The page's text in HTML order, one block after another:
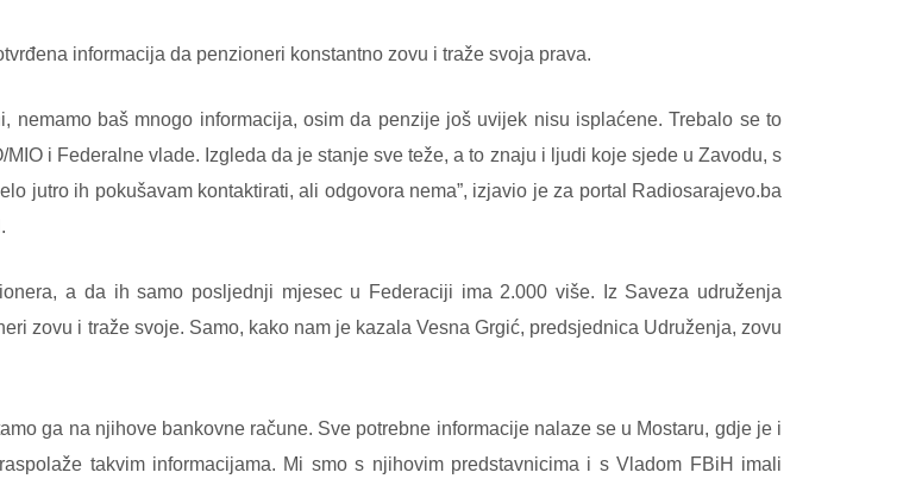
informacija da penzioneri konstantno zovu i traže svoja prava.
nemamo baš mnogo informacija, osim da penzije još uvijek nisu isplaćene. Trebalo se to
i Federalne vlade. Izgleda da je stanje sve teže, a to znaju i ljudi koje sjede u Zavodu, s
jutro ih pokušavam kontaktirati, ali odgovora nema”, izjavio je za portal Radiosarajevo.ba
a da ih samo posljednji mjesec u Federaciji ima 2.000 više. Iz Saveza udruženja
zovu i traže svoje. Samo, kako nam je kazala Vesna Grgić, predsjednica Udruženja, zovu
ga na njihove bankovne račune. Sve potrebne informacije nalaze se u Mostaru, gdje je i
takvim informacijama. Mi smo s njihovim predstavnicima i s Vladom FBiH imali